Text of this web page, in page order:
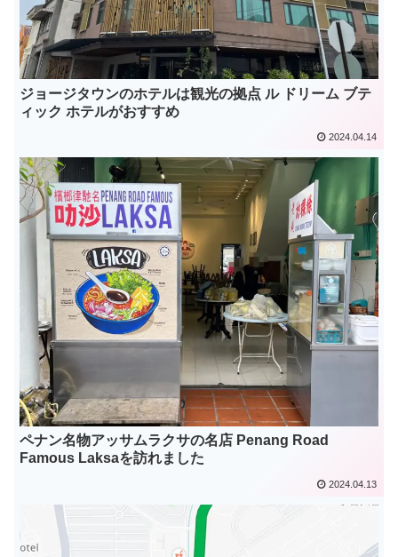
ジョージタウンのホテルは観光の拠点 ル ドリーム ブテ
ィック ホテルがおすすめ
2024.04.14
ペナン名物アッサムラクサの名店 Penang Road
Famous Laksaを訪れました
2024.04.13